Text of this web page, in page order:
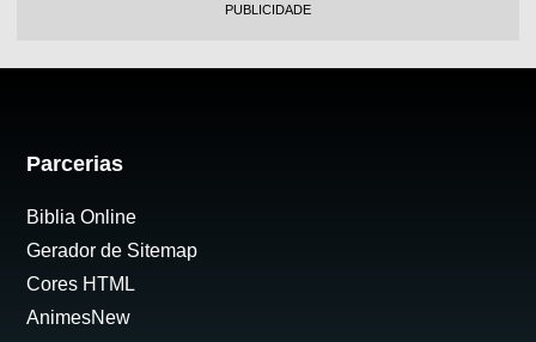
PUBLICIDADE
Parcerias
Biblia Online
Gerador de Sitemap
Cores HTML
AnimesNew